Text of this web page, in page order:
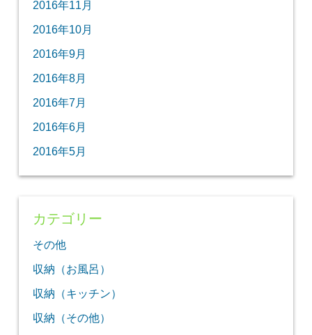
2016年11月
2016年10月
2016年9月
2016年8月
2016年7月
2016年6月
2016年5月
カテゴリー
その他
収納（お風呂）
収納（キッチン）
収納（その他）